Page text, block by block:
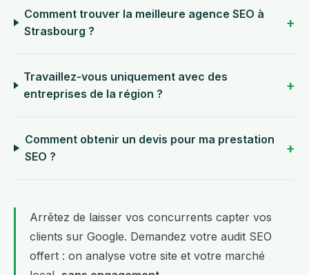
Comment trouver la meilleure agence SEO à
Strasbourg ?
Travaillez-vous uniquement avec des
entreprises de la région ?
Comment obtenir un devis pour ma prestation
SEO ?
Arrêtez de laisser vos concurrents capter vos
clients sur Google. Demandez votre audit SEO
offert : on analyse votre site et votre marché